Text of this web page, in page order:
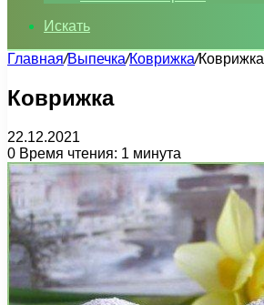
Искать
Главная/Выпечка/Коврижка/Коврижка
Коврижка
22.12.2021
0 Время чтения: 1 минута